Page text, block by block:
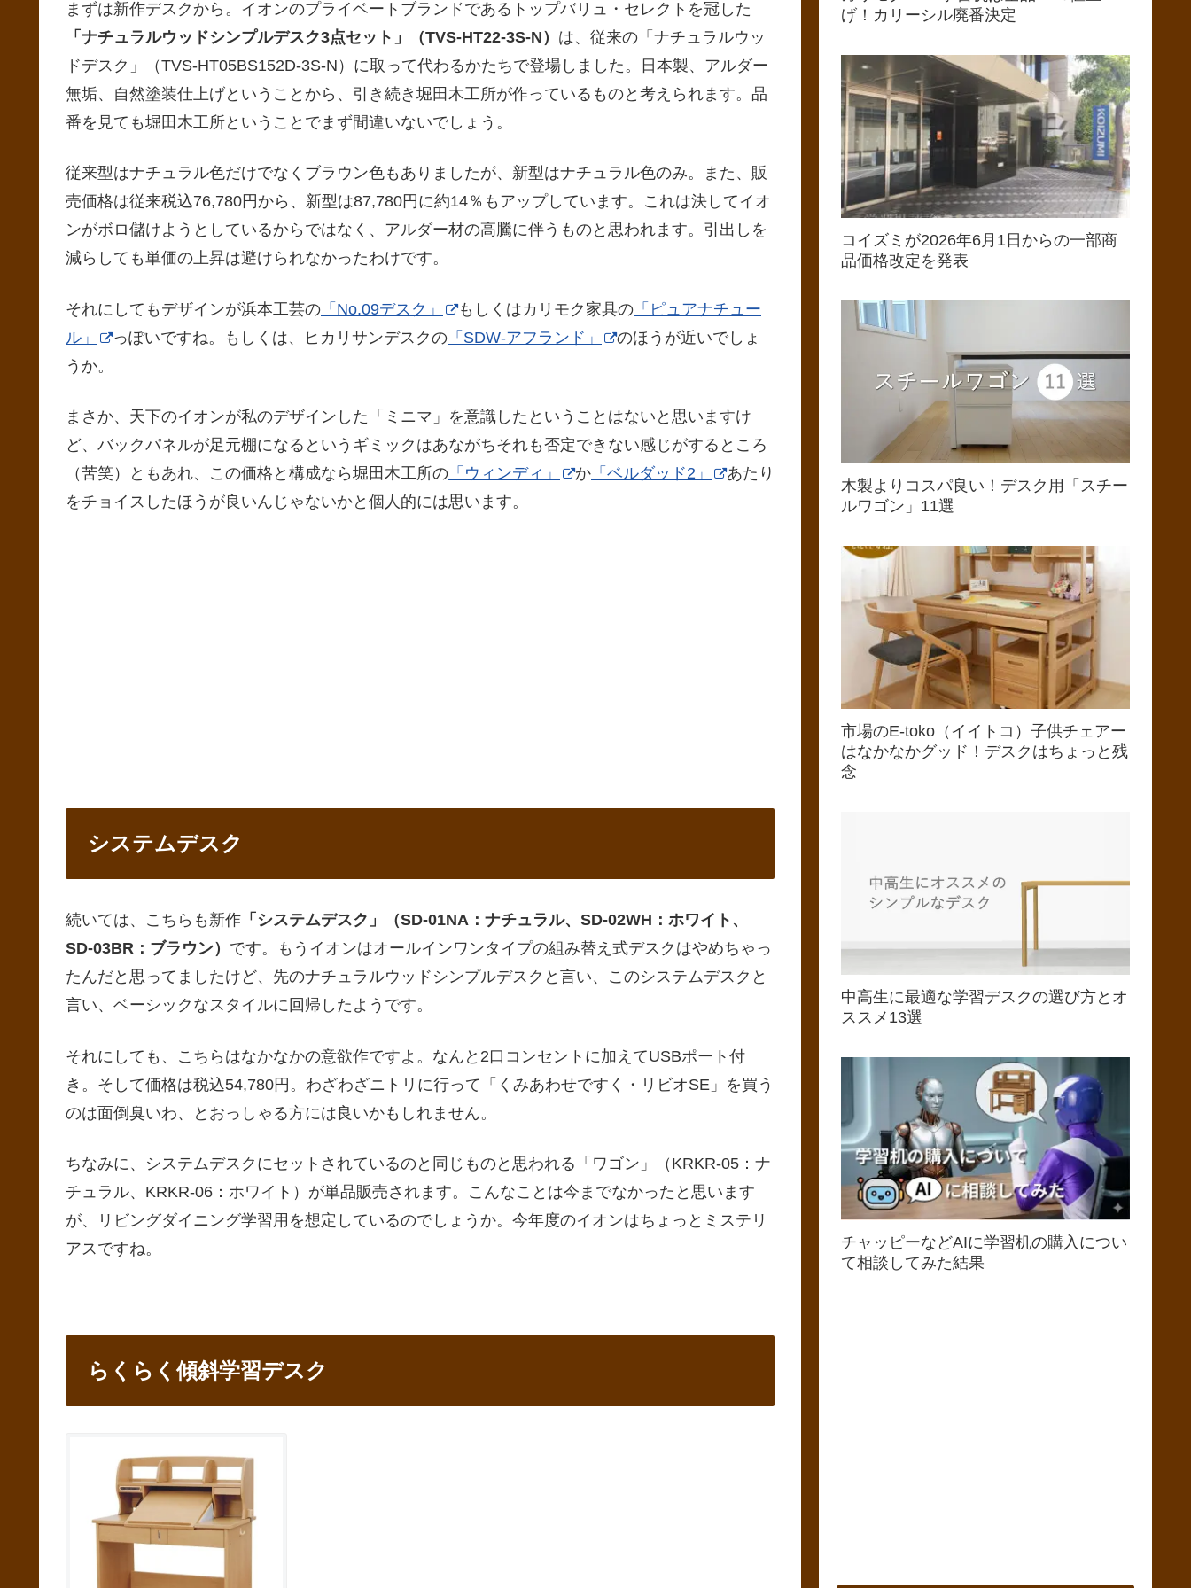
まずは新作デスクから。イオンのプライベートブランドであるトップバリュ・セレクトを冠した
「ナチュラルウッドシンプルデスク3点セット」（TVS-HT22-3S-N） は、従来の「ナチュラルウッ
ドデスク」（TVS-HT05BS152D-3S-N）に取って代わるかたちで登場しました。日本製、アルダー
無垢、自然塗装仕上げということから、引き続き堀田木工所が作っているものと考えられます。品
番を見ても堀田木工所ということでまず間違いないでしょう。
従来型はナチュラル色だけでなくブラウン色もありましたが、新型はナチュラル色のみ。また、販
売価格は従来税込76,780円から、新型は87,780円に約14％もアップしています。これは決してイオ
ンがボロ儲けようとしているからではなく、アルダー材の高騰に伴うものと思われます。引出しを
減らしても単価の上昇は避けられなかったわけです。
それにしてもデザインが浜本工芸の 「No.09デスク」 もしくはカリモク家具の 「ピュアナチュー
ル」
っぽいですね。もしくは、ヒカリサンデスクの 「SDW-アフランド」
のほうが近いでしょ
うか。
まさか、天下のイオンが私のデザインした「ミニマ」を意識したということはないと思いますけ
ど、バックパネルが足元棚になるというギミックはあながちそれも否定できない感じがするところ
（苦笑）ともあれ、この価格と構成なら堀田木工所の 「ウィンディ」 か 「ベルダッド2」
あたり
をチョイスしたほうが良いんじゃないかと個人的には思います。
システムデスク
続いては、こちらも新作 「システムデスク」（SD-01NA：ナチュラル、SD-02WH：ホワイト、
SD-03BR：ブラウン） です。もうイオンはオールインワンタイプの組み替え式デスクはやめちゃっ
たんだと思ってましたけど、先のナチュラルウッドシンプルデスクと言い、このシステムデスクと
言い、ベーシックなスタイルに回帰したようです。
それにしても、こちらはなかなかの意欲作ですよ。なんと2口コンセントに加えてUSBポート付
き。そして価格は税込54,780円。わざわざニトリに行って「くみあわせですく・リビオSE」を買う
のは面倒臭いわ、とおっしゃる方には良いかもしれません。
ちなみに、システムデスクにセットされているのと同じものと思われる「ワゴン」（KRKR-05：ナ
チュラル、KRKR-06：ホワイト）が単品販売されます。こんなことは今までなかったと思います
が、リビングダイニング学習用を想定しているのでしょうか。今年度のイオンはちょっとミステリ
アスですね。
らくらく傾斜学習デスク
げ！カリーシル廃番決定
コイズミが2026年6月1日からの一部商
品価格改定を発表
木製よりコスパ良い！デスク用「スチー
ルワゴン」11選
市場のE-toko（イイトコ）子供チェアー
はなかなかグッド！デスクはちょっと残
念
中高生に最適な学習デスクの選び方とオ
ススメ13選
チャッピーなどAIに学習机の購入につい
て相談してみた結果